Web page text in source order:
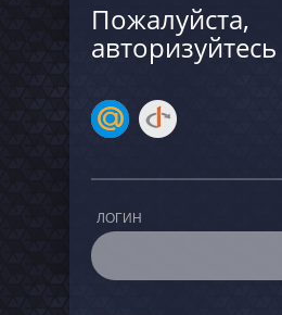
Пожалуйста,
авторизуйтесь
ЛОГИН